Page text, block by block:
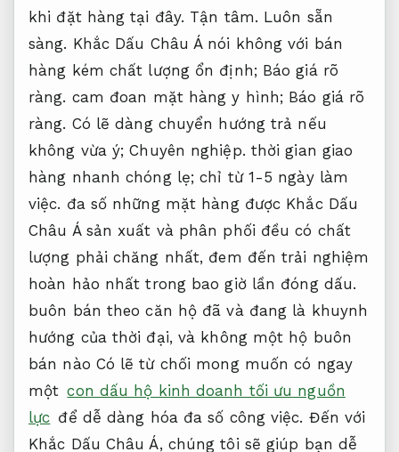
khi đặt hàng tại đây. Tận tâm. Luôn sẵn
sàng. Khắc Dấu Châu Á nói không với bán
hàng kém chất lượng ổn định; Báo giá rõ
ràng. cam đoan mặt hàng y hình; Báo giá rõ
ràng. Có lẽ dàng chuyển hướng trả nếu
không vừa ý;Chuyên nghiệp. thời gian giao
hàng nhanh chóng lẹ; chỉ từ 1-5 ngày làm
việc. đa số những mặt hàng được Khắc Dấu
Châu Á sản xuất và phân phối đều có chất
lượng phải chăng nhất, đem đến trải nghiệm
hoàn hảo nhất trong bao giờ lần đóng dấu.
buôn bán theo căn hộ đã và đang là khuynh
hướng của thời đại, và không một hộ buôn
bán nào Có lẽ từ chối mong muốn có ngay
một con dấu hộ kinh doanh tối ưu nguồn
lực để dễ dàng hóa đa số công việc. Đến với
Khắc Dấu Châu Á, chúng tôi sẽ giúp bạn dễ